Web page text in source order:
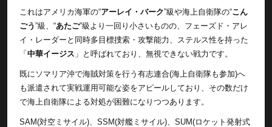
これはアメリカ海軍の“アーレイ・バーク”級や海上自衛隊の“こん
ごう ”級、“あたご”級より一回り小さいものの、フェーズド・アレ
イ・レーダーと同時多目標捜索・攻撃能力、ステルス性を持った
「 中華イージス 」と呼ばれており、無視できない戦力です。
既にソマリア沖で海賊対策を行う有志連合(海上自衛隊も参加)へ
も派遣されて実戦運用可能な姿をアピールしており、その数だけ
で海上自衛隊による対処が困難になりつつあります。
SAM(対空ミサイル)、SSM(対艦ミサイル)、SUM(ロケット発射式